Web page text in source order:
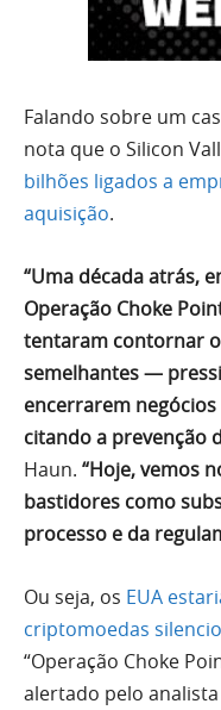
Falando sobre um
nota que o Silicon
bilhões ligados a
aquisição.
“Uma década atrás,
Operação Choke
tentaram contornar
semelhantes —
encerrarem
citando a prevenção
Haun. “Hoje, vemos
bastidores como
processo e da
Ou seja, os EUA
criptomoedas
“Operação Choke
alertado pelo